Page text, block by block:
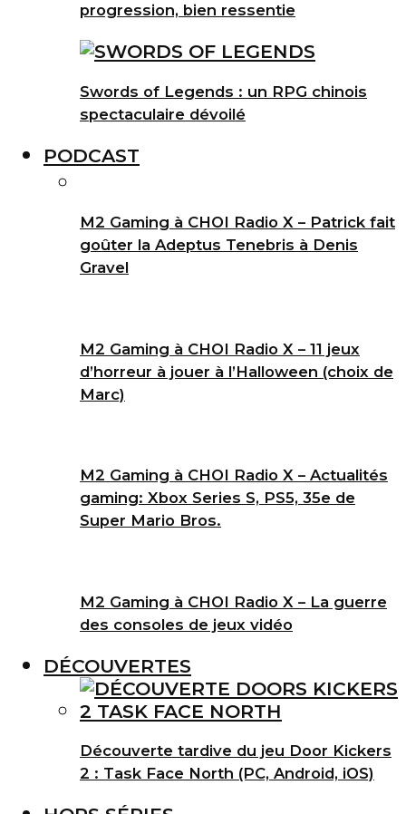
progression, bien ressentie
Swords of Legends : un RPG chinois
spectaculaire dévoilé
PODCAST
M2 Gaming à CHOI Radio X – Patrick fait
goûter la Adeptus Tenebris à Denis
Gravel
M2 Gaming à CHOI Radio X – 11 jeux
d’horreur à jouer à l’Halloween (choix de
Marc)
M2 Gaming à CHOI Radio X – Actualités
gaming: Xbox Series S, PS5, 35e de
Super Mario Bros.
M2 Gaming à CHOI Radio X – La guerre
des consoles de jeux vidéo
DÉCOUVERTES
Découverte tardive du jeu Door Kickers
2 : Task Face North (PC, Android, iOS)